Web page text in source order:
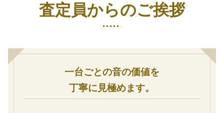
査定員からのご挨拶
一台ごとの音の価値を
丁寧に見極めます。